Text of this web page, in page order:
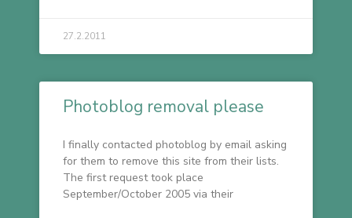
27.2.2011
Photoblog removal please
I finally contacted photoblog by email asking
for them to remove this site from their lists.
The first request took place
September/October 2005 via their